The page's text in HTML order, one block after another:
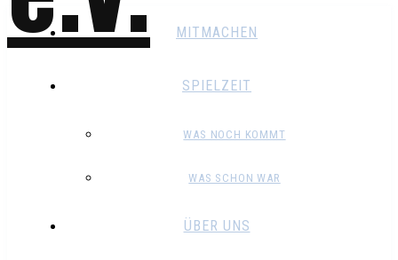
MITMACHEN
SPIELZEIT
WAS NOCH KOMMT
WAS SCHON WAR
ÜBER UNS